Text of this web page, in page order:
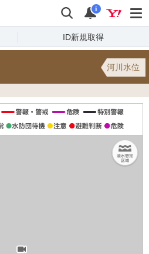
検索 通知
i
ID新規取得
河川水位